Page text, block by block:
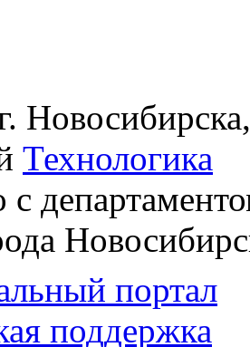
Технологика
с
портал
поддержка